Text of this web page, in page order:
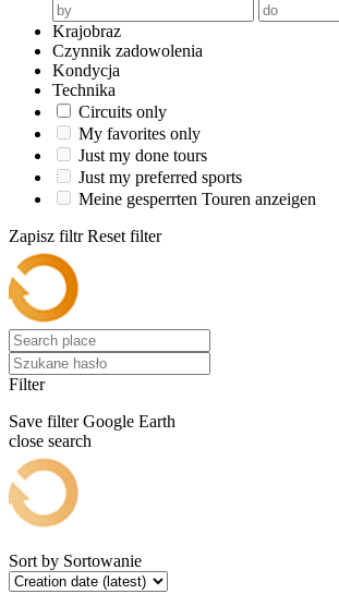
Krajobraz
Czynnik zadowolenia
Kondycja
Technika
Circuits only
My favorites only
Just my done tours
Just my preferred sports
Meine gesperrten Touren anzeigen
Zapisz filtr Reset filter
Filter
Save filter Google Earth
close search
Sort by Sortowanie